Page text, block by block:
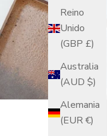
Reino
Unido
(GBP £)
Australia
(AUD $)
Alemania
(EUR €)